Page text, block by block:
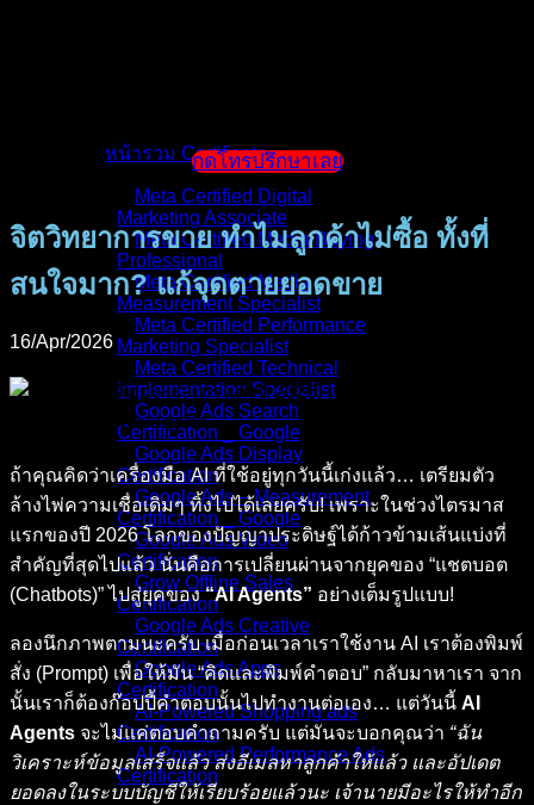
หน้ารวม Certificate
Meta Certified Digital
Marketing Associate
Meta Certified Media Buying
Professional
Meta Certified Media
Measurement Specialist
Meta Certified Performance
Marketing Specialist
Meta Certified Technical
Implementation Specialist
Google Ads Search
Certification _ Google
Google Ads Display
Certification
Google Ads – Measurement
Certification _ Google
Google Ads Video
Certification
Grow Offline Sales
Certification
Google Ads Creative
Certification
Google Ads Apps
Certification
AI-Powered Shopping ads
Certification
AI-Powered Performance Ads
Certification
กดโทรปรึกษาเลย
จิตวิทยาการขาย ทำไมลูกค้าไม่ซื้อ ทั้งที่
สนใจมาก? แก้จุดตายยอดขาย
16/Apr/2026
ถ้าคุณคิดว่าเครื่องมือ AI ที่ใช้อยู่ทุกวันนี้เก่งแล้ว… เตรียมตัว
ล้างไพ่ความเชื่อเดิมๆ ทิ้งไปได้เลยครับ! เพราะในช่วงไตรมาส
แรกของปี 2026 โลกของปัญญาประดิษฐ์ได้ก้าวข้ามเส้นแบ่งที่
สำคัญที่สุดไปแล้ว นั่นคือการเปลี่ยนผ่านจากยุคของ “แชตบอต
(Chatbots)” ไปสู่ยุคของ“AI Agents” อย่างเต็มรูปแบบ!
ลองนึกภาพตามนะครับ เมื่อก่อนเวลาเราใช้งาน AI เราต้องพิมพ์
สั่ง (Prompt) เพื่อให้มัน “คิดและพิมพ์คำตอบ” กลับมาหาเรา จาก
นั้นเราก็ต้องก๊อปปี้คำตอบนั้นไปทำงานต่อเอง… แต่วันนี้ AI
Agents จะไม่แค่ตอบคำถามครับ แต่มันจะบอกคุณว่า “ฉัน
วิเคราะห์ข้อมูลเสร็จแล้ว ส่งอีเมลหาลูกค้าให้แล้ว และอัปเดต
ยอดลงในระบบบัญชีให้เรียบร้อยแล้วนะ เจ้านายมีอะไรให้ทำอีก